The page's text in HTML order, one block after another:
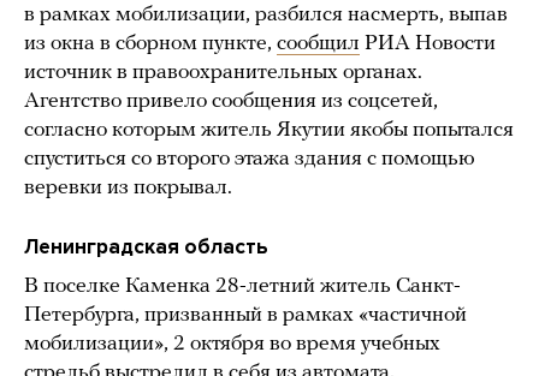
в рамках мобилизации, разбился насмерть, выпав
из окна в сборном пункте, сообщил РИА Новости
источник в правоохранительных органах.
Агентство привело сообщения из соцсетей,
согласно которым житель Якутии якобы попытался
спуститься со второго этажа здания с помощью
веревки из покрывал.
Ленинградская область
В поселке Каменка 28-летний житель Санкт-
Петербурга, призванный в рамках «частичной
мобилизации», 2 октября во время учебных